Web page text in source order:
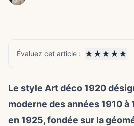
Évaluez cet article : ★ ★ ★ ★ ★
Le style Art déco 1920
moderne des années 1910 à
en 1925, fondée sur la